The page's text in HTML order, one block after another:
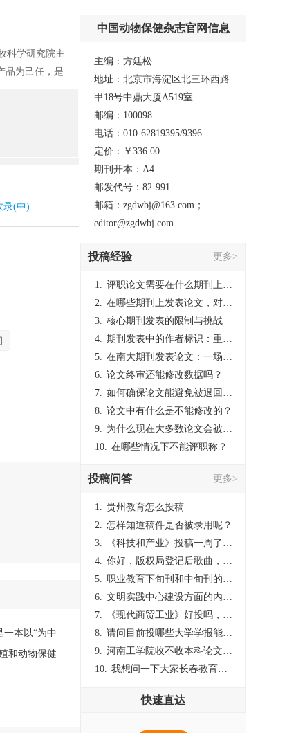
科学研究院主
品为己任，是
录(中)
本以“为中
和动物保健
中国动物保健杂志官网信息
主编：方廷松
地址：北京市海淀区北三环西路
甲18号中鼎大厦A519室
邮编：100098
电话：010-62819395/9396
定价：￥336.00
期刊开本：A4
邮发代号：82-991
邮箱：zgdwbj@163.com；
editor@zgdwbj.com
投稿经验 更多>
1. 评职论文需要在什么期刊上发表？
2. 在哪些期刊上发表论文，对考研有优势？
3. 核心期刊发表的限制与挑战
4. 期刊发表中的作者标识：重要性与实践
5. 在南大期刊发表论文：一场知识探索与学术成就的旅程
6. 论文终审还能修改数据吗？
7. 如何确保论文能避免被退回：关键条件与策略
8. 论文中有什么是不能修改的？
9. 为什么现在大多数论文会被评判为AI撰写？（深度剖析查重机制下的困境与出路）
10. 在哪些情况下不能评职称？
投稿问答 更多>
1. 贵州教育怎么投稿
2. 怎样知道稿件是否被录用呢？
3.
《科技和产业》投稿一周了仍是“已发回执”状态，这是什么意思？什么时候外审？
4. 你好，版权局登记后歌曲，这里能否发表
5. 职业教育下旬刊和中旬刊的国内刊号一样，他们有什么区别，两本刊物都是真的吗？
6. 文明实践中心建设方面的内容适合那种期刊
7.
《现代商贸工业》好投吗，版面费多少？
8. 请问目前投哪些大学学报能较快出刊啊
9. 河南工学院收不收本科论文呀？
10. 我想问一下大家长春教育学院学报是本科学报吗？
快速直达